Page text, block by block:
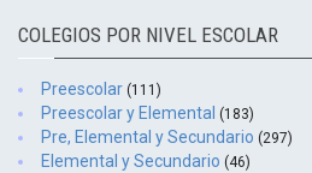
COLEGIOS POR NIVEL ESCOLAR
Preescolar (111)
Preescolar y Elemental (183)
Pre, Elemental y Secundario (297)
Elemental y Secundario (46)